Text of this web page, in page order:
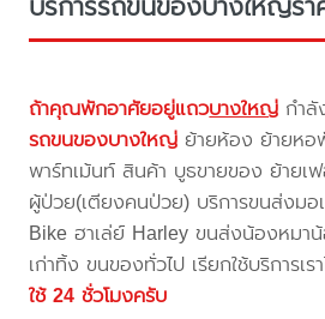
ถ้าคุณพักอาศัยอยู่แถวบางใหญ่ กำ
รถขนของบางใหญ่ ย้ายห้อง ย้ายห
พาร์ทเม้นท์ สินค้า บูธขายของ ย้ายเ
ผู้ป่วย(เตียงคนป่วย) บริการขนส่งมอ
Bike ฮาเล่ย์ Harley ขนส่งน้องหมา
เก่าทิ้ง ขนของทั่วไป เรียกใช้บริการเร
ใช้ 24 ชั่วโมงครับ